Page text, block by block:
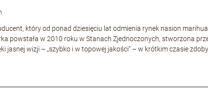
który od ponad dziesięciu lat odmienia rynek nasion
powstała w 2010 roku w Stanach Zjednoczonych, stworzona
jasnej wizji – „szybko i w topowej jakości” – w krótkim czasie